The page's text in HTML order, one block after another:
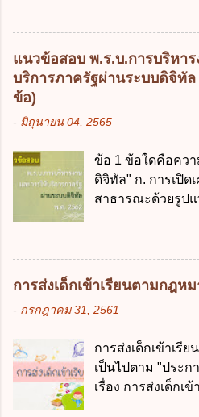
ประมาณ พ.ศ.
รักษาการตามพร
ประมาณ พ.ศ.
กระทรวงการคลัง
โปร่งใสและตรวจ
บัญญัติวิธีการงบป
ให้การบริหา...
เศรษฐกิจ ค. หลัก
อย่างยั่งยืน ง. หลั
2 สัดส่วนหนี้สาธ
ในประเทศเพื่อใช้
สาธารณะเป็นไปต
เกินร้อยละ 60 ข้อ
กฎหมายที่ให้จัดเก็
ธรรมเนียมเพิ่มขึ้น
เพื่อการนำไปใช้จ่
ข้อใด ก. เป็นไป
ข. เพื่อป็นรายได้ข
ถิ่น ค. มีเหตุจำเป็
ปานกลางที่คณะรั
ประกอบการพิจาร
ข้อใด ก. การจัดเ
แนวข้อสอบ พ.ร.บ.การบริหา
บริการภาครัฐผ่านระบบดิจิทัล
ข้อ)
- มิถุนายน 04, 2565
ข้อ 1 ข้อใดคือคว
ดิจิทัล" ก. การเปิด
สาธารณะด้วยรูป
การบริหารงาน ก
ข้อมูลภาครัฐ ค.
หนึ่ง เพื่อใช้สร้าง
พัฒนารัฐบาลดิจิทั
การบริหารงานภา
ดังต่อไปนี้ ยกเว้น
ดิจิทัลอย่างคุ้มค่า
โครงสร้างพื้นฐาน
การส่งเด็กเข้าเรียนตามกฎหม
- กรกฎาคม 31, 2561
การส่งเด็กเข้าเรี
เป็นไปตาม "ประก
เรื่อง การส่งเด็กเ